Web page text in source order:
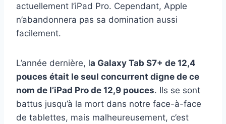
actuellement l’iPad Pro. Cependant, Apple
n’abandonnera pas sa domination aussi
facilement.
L’année dernière, la Galaxy Tab S7+ de 12,4
pouces était le seul concurrent digne de ce
nom de l’iPad Pro de 12,9 pouces. Ils se sont
battus jusqu’à la mort dans notre face-à-face
de tablettes, mais malheureusement, c’est